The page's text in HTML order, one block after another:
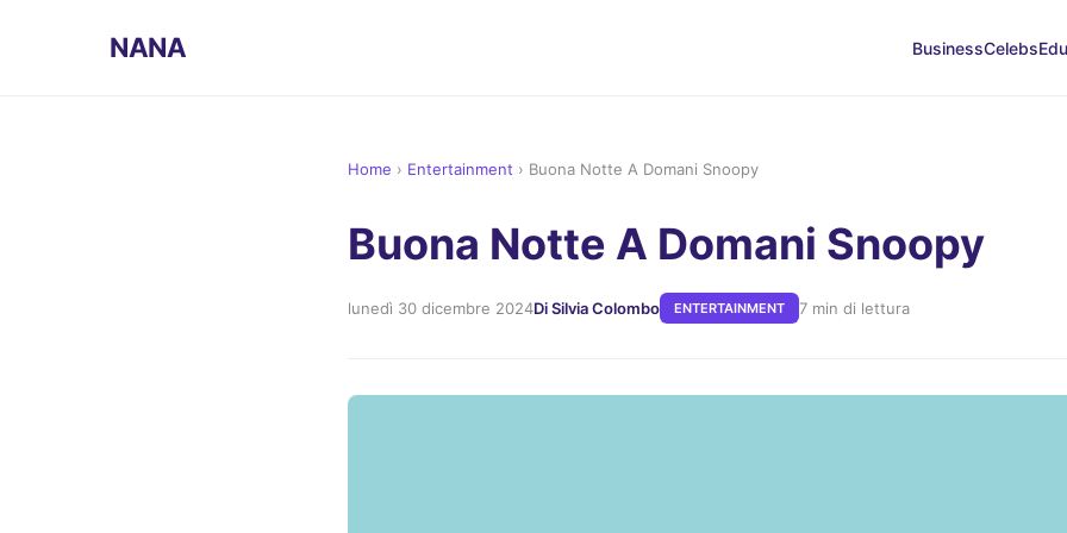
NANA BusinessCelebs
Home › Entertainment › Buona Notte A Domani Snoopy
Buona Notte A Domani Snoopy
lunedì 30 dicembre 2024Di Silvia Colombo ENTERTAINMENT 7 min di lettura